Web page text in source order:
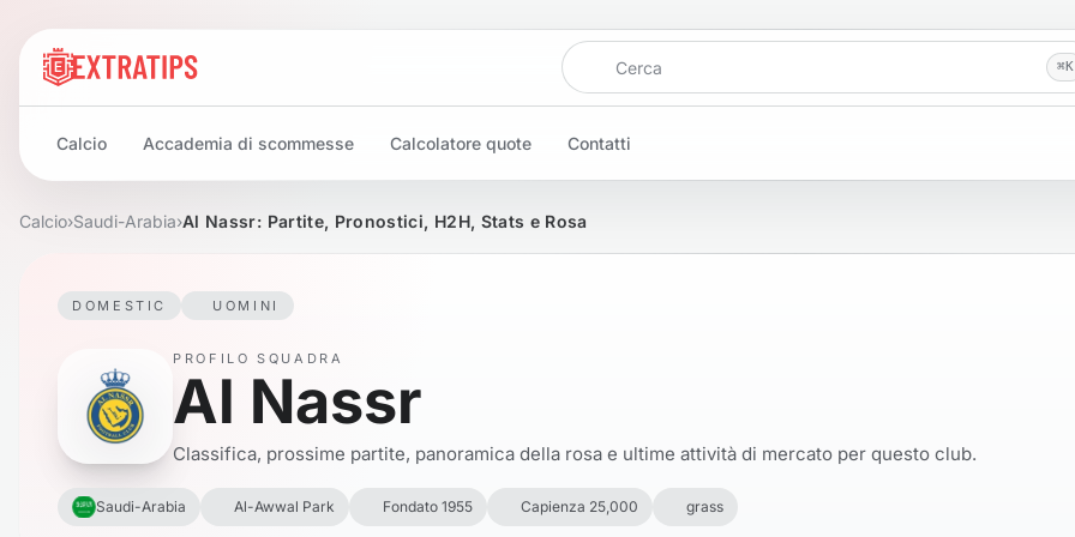
Cerca
⌘K
Calcio Accademia di scommesse Calcolatore quote Contatti
Calcio›Saudi-Arabia›Al Nassr: Partite, Pronostici, H2H, Stats e Rosa
DOMESTIC UOMINI
PROFILO SQUADRA
Al Nassr
Classifica, prossime partite, panoramica della rosa e ultime attività di mercato per questo club.
Saudi-Arabia Al-Awwal Park Fondato 1955 Capienza 25,000 grass